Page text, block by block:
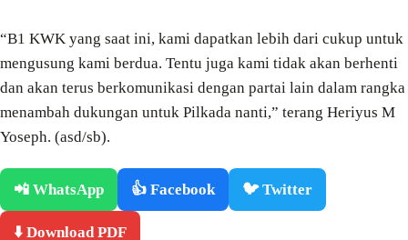
“B1 KWK yang saat ini, kami dapatkan lebih dari cukup untuk
mengusung kami berdua. Tentu juga kami tidak akan berhenti
dan akan terus berkomunikasi dengan partai lain dalam rangka
menambah dukungan untuk Pilkada nanti,” terang Heriyus M
Yoseph. (asd/sb).
📲 WhatsApp 👍 Facebook 🐦 Twitter
⬇️ Download PDF